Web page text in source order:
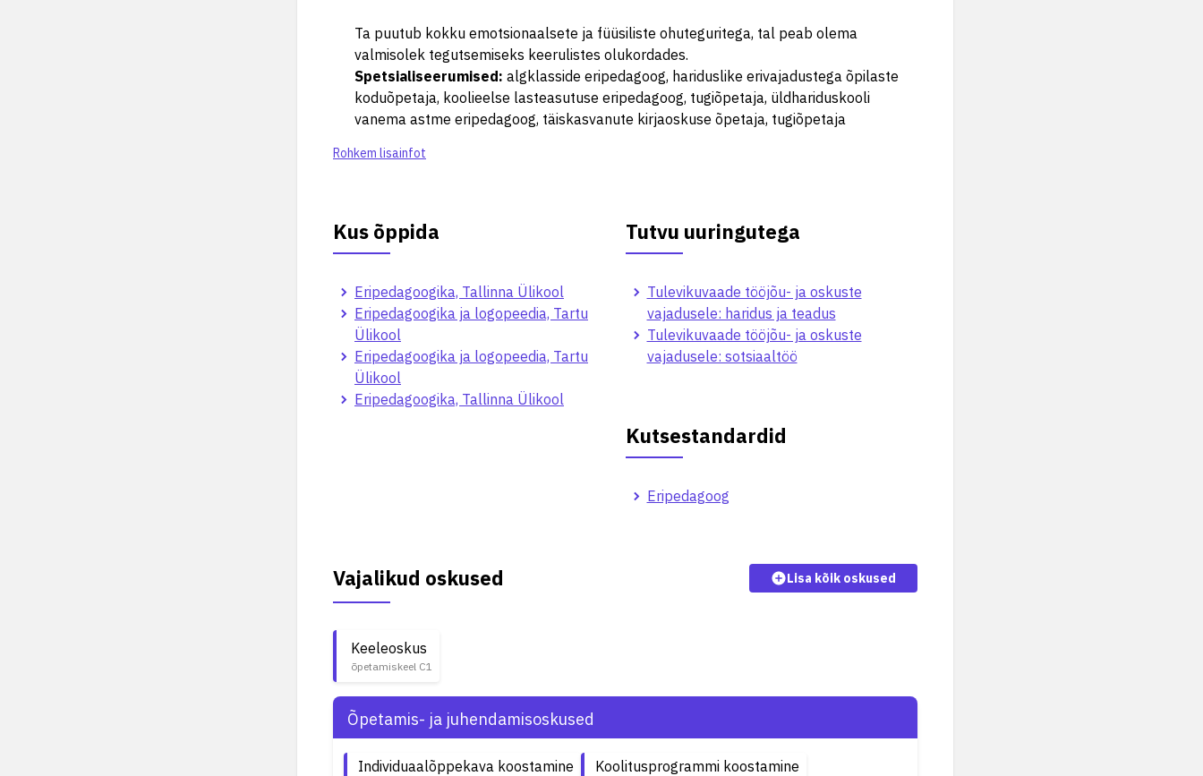
Ta puutub kokku emotsionaalsete ja füüsiliste ohuteguritega, tal peab olema
valmisolek tegutsemiseks keerulistes olukordades.
Spetsialiseerumised: algklasside eripedagoog, hariduslike erivajadustega õpilaste
koduõpetaja, koolieelse lasteasutuse eripedagoog, tugiõpetaja, üldhariduskooli
vanema astme eripedagoog, täiskasvanute kirjaoskuse õpetaja, tugiõpetaja
Rohkem lisainfot
Kus õppida
Eripedagoogika, Tallinna Ülikool
Eripedagoogika ja logopeedia, Tartu
Ülikool
Eripedagoogika ja logopeedia, Tartu
Ülikool
Eripedagoogika, Tallinna Ülikool
Tutvu uuringutega
Tulevikuvaade tööjõu- ja oskuste
vajadusele: haridus ja teadus
Tulevikuvaade tööjõu- ja oskuste
vajadusele: sotsiaaltöö
Kutsestandardid
Eripedagoog
Vajalikud oskused Lisa kõik oskused
Keeleoskus
õpetamiskeel C1
Õpetamis- ja juhendamisoskused
Individuaalõppekava koostamine
Koolitusprogrammi koostamine